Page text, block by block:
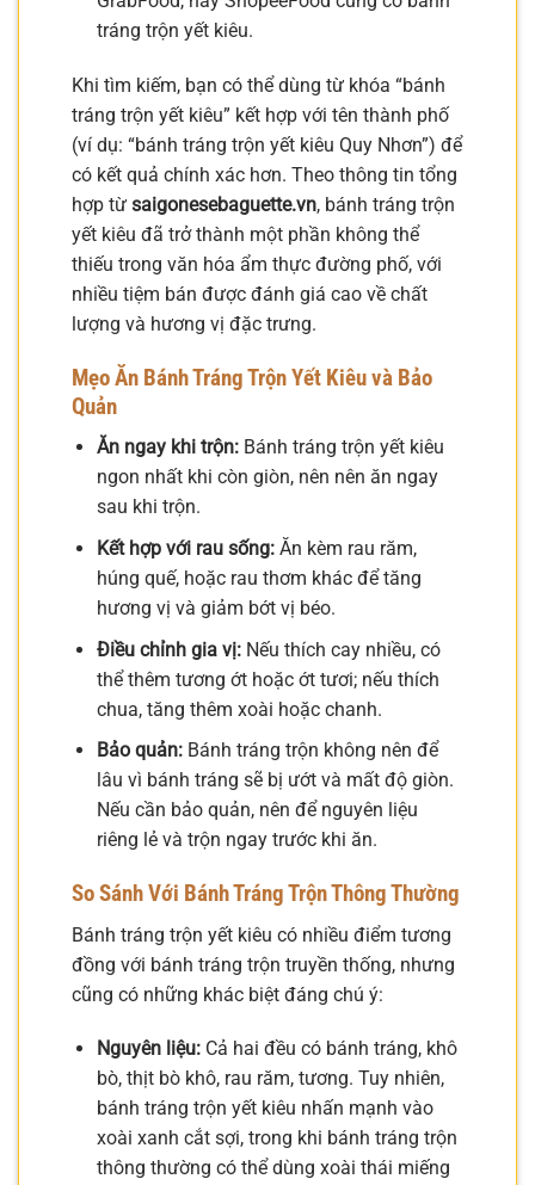
tráng trộn yết kiêu.
Khi tìm kiếm, bạn có thể dùng từ khóa “bánh
tráng trộn yết kiêu” kết hợp với tên thành phố
(ví dụ: “bánh tráng trộn yết kiêu Quy Nhơn”) để
có kết quả chính xác hơn. Theo thông tin tổng
hợp từ saigonesebaguette.vn, bánh tráng trộn
yết kiêu đã trở thành một phần không thể
thiếu trong văn hóa ẩm thực đường phố, với
nhiều tiệm bán được đánh giá cao về chất
lượng và hương vị đặc trưng.
Mẹo Ăn Bánh Tráng Trộn Yết Kiêu và Bảo
Quản
Ăn ngay khi trộn:Bánh tráng trộn yết kiêu
ngon nhất khi còn giòn, nên nên ăn ngay
sau khi trộn.
Kết hợp với rau sống:Ăn kèm rau răm,
húng quế, hoặc rau thơm khác để tăng
hương vị và giảm bớt vị béo.
Điều chỉnh gia vị:Nếu thích cay nhiều, có
thể thêm tương ớt hoặc ớt tươi; nếu thích
chua, tăng thêm xoài hoặc chanh.
Bảo quản:Bánh tráng trộn không nên để
lâu vì bánh tráng sẽ bị ướt và mất độ giòn.
Nếu cần bảo quản, nên để nguyên liệu
riêng lẻ và trộn ngay trước khi ăn.
So Sánh Với Bánh Tráng Trộn Thông Thường
Bánh tráng trộn yết kiêu có nhiều điểm tương
đồng với bánh tráng trộn truyền thống, nhưng
cũng có những khác biệt đáng chú ý:
Nguyên liệu:Cả hai đều có bánh tráng, khô
bò, thịt bò khô, rau răm, tương. Tuy nhiên,
bánh tráng trộn yết kiêu nhấn mạnh vào
xoài xanh cắt sợi, trong khi bánh tráng trộn
thông thường có thể dùng xoài thái miếng